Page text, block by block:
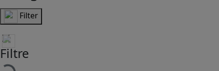
Filter
Filtre